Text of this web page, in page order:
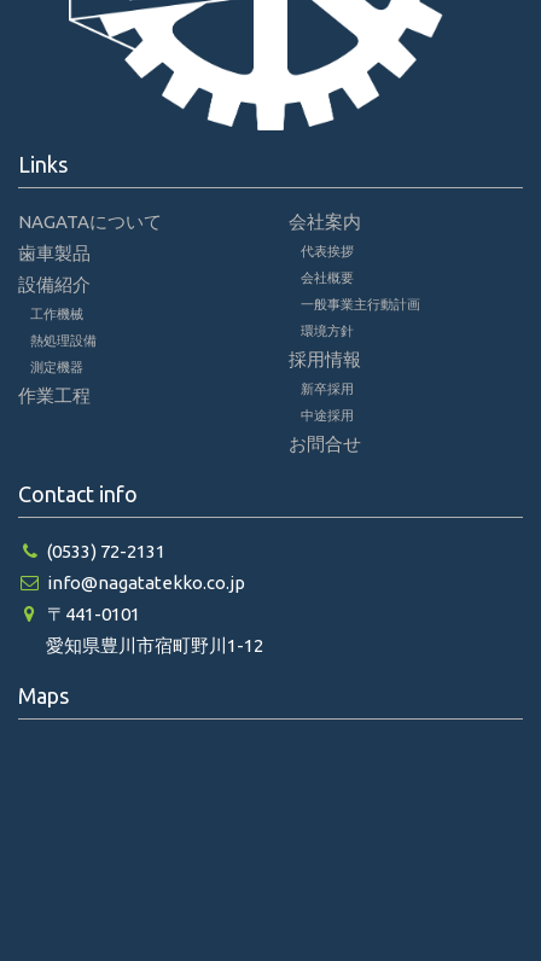
Links
NAGATAについて
歯車製品
設備紹介
工作機械
熱処理設備
測定機器
作業工程
会社案内
代表挨拶
会社概要
一般事業主行動計画
環境方針
採用情報
新卒採用
中途採用
お問合せ
Contact info
(0533) 72-2131
info@nagatatekko.co.jp
〒441-0101
愛知県豊川市宿町野川1-12
Maps